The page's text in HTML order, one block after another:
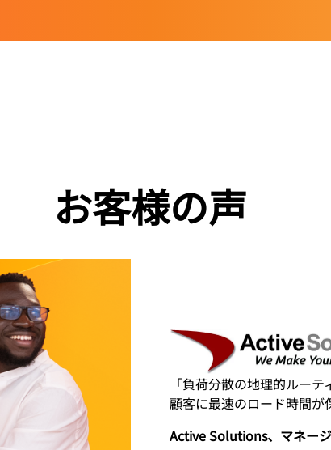
お客様の声
「負荷分散の地理的ルー
顧客に最速のロード時間が
Active Solutions、マネー